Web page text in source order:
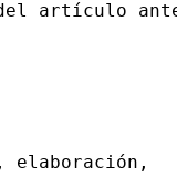
artículo